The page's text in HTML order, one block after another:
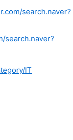
search.naver?
search.naver?
IT